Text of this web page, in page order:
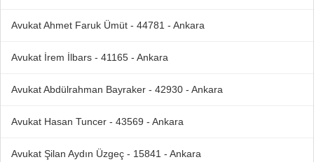
Avukat Ahmet Faruk Ümüt - 44781 - Ankara
Avukat İrem İlbars - 41165 - Ankara
Avukat Abdülrahman Bayraker - 42930 - Ankara
Avukat Hasan Tuncer - 43569 - Ankara
Avukat Şilan Aydın Üzgeç - 15841 - Ankara